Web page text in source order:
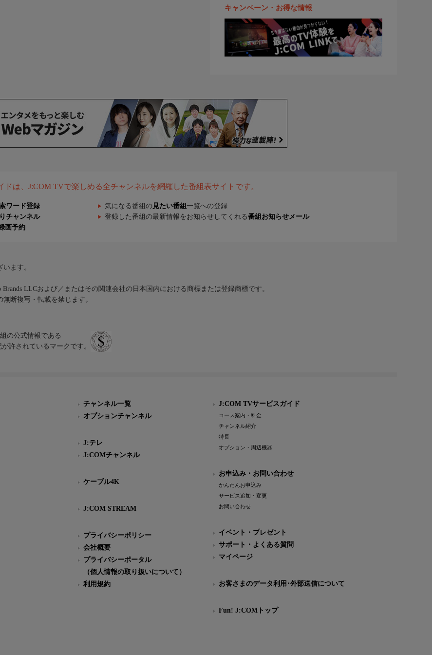
キャンペーン・お得な情報
ドは、J:COM TVで楽しめる全チャンネルを網羅した番組表サイトです。
ワード登録 気になる番組の 見たい番組 一覧への登録
チャンネル 登録した番組の最新情報をお知らせしてくれる番組お知らせメール
画予約
ます。
LLCおよび／またはその関連会社の日本国内における商標または登録商標です。
断複写・転載を禁じます。
の公式情報である
許されているマークです。
チャンネル一覧
オプションチャンネル
J:テレ
J:COMチャンネル
ケーブル4K
J:COM STREAM
プライバシーポリシー
会社概要
プライバシーポータル
（個人情報の取り扱いについて）
利用規約
J:COM TVサービスガイド
コース案内・料金
チャンネル紹介
特長
オプション・周辺機器
お申込み・お問い合わせ
かんたんお申込み
サービス追加・変更
お問い合わせ
イベント・プレゼント
サポート・よくある質問
マイページ
お客さまのデータ利用･外部送信について
Fun! J:COMトップ